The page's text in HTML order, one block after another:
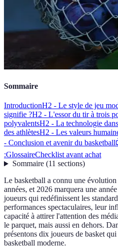
Sommaire
IntroductionH2 - Le style de jeu
signifie ?H2 - L'essor du tir à trois
polyvalentsH2 - La technologie
des athlètesH2 - Les valeurs
- Conclusion et avenir du basketball
:GlossaireChecklist avant achat
Sommaire(11 sections)
Le basketball a connu une
années, et 2026 marquera une
joueurs qui redéfinissent les
performances spectaculaires, leur
capacité à attirer l'attention des
le parquet, mais aussi en dehors.
présentons dix joueurs de basket
basketball moderne.